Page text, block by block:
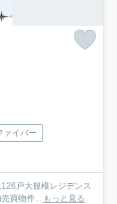
ァイバー
戸大規模レジデンス
買物件... もっと見る